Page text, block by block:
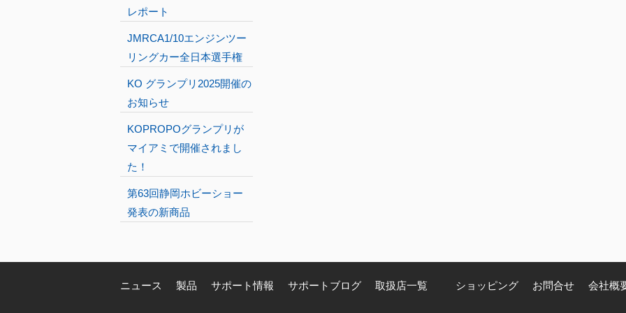
レポート
JMRCA1/10エンジンツー
リングカー全日本選手権
KO グランプリ2025開催の
お知らせ
KOPROPOグランプリが
マイアミで開催されまし
た！
第63回静岡ホビーショー
発表の新商品
ニュース 製品 サポート情報 サポートブログ 取扱店一覧 ショッピング お問合せ 会社概